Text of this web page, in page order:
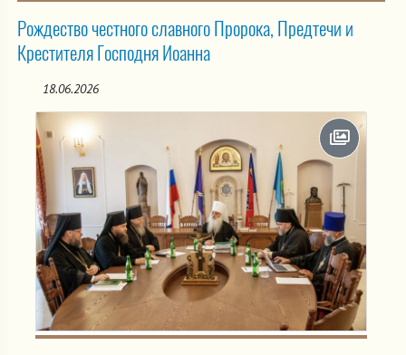
Рождество честного славного Пророка, Предтечи и
Крестителя Господня Иоанна
18.06.2026